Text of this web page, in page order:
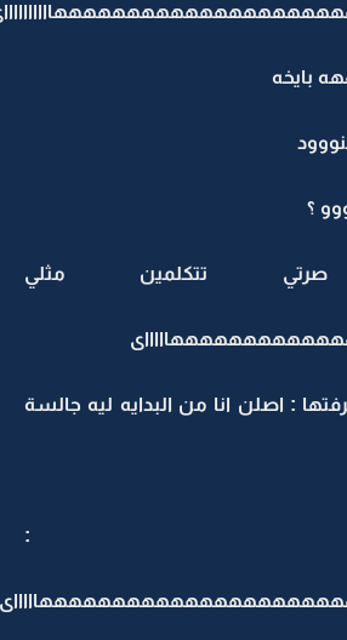
بايخه
؟
تتكلمين مثلي
: اصلن انا من البدايه ليه جالسة
: